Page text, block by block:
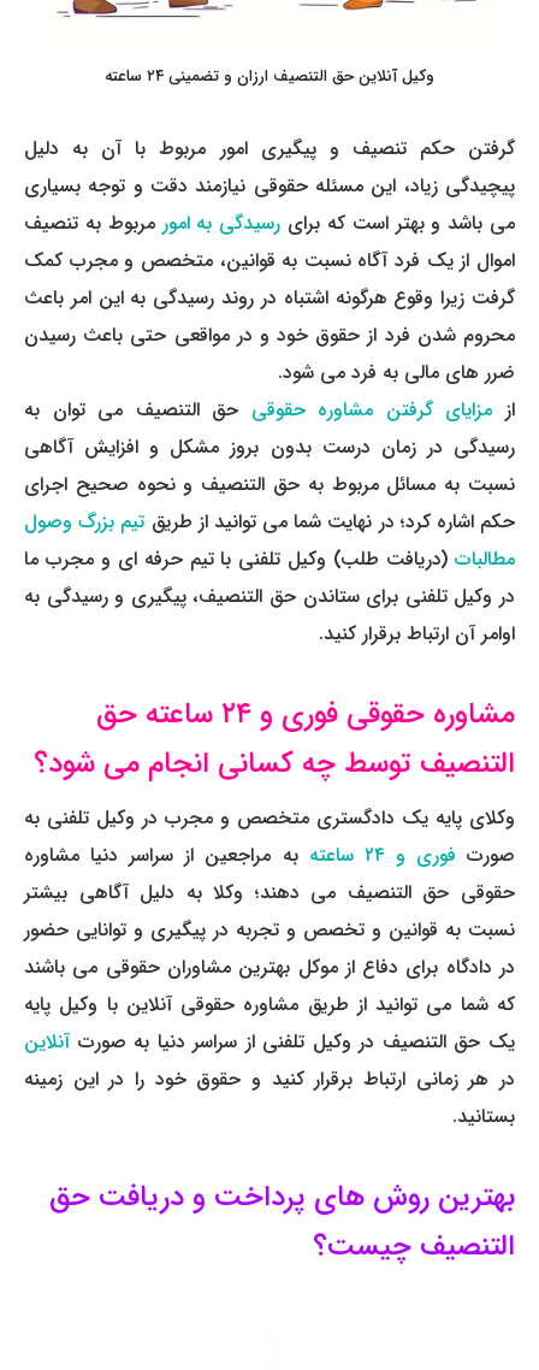
وکیل آنلاین حق التنصیف ارزان و تضمینی ۲۴ ساعته
گرفتن حکم تنصیف و پیگیری امور مربوط با آن به دلیل
پیچیدگی زیاد، این مسئله حقوقی نیازمند دقت و توجه بسیاری
می باشد و بهتر است که برای رسیدگی به امور مربوط به تنصیف
اموال از یک فرد آگاه نسبت به قوانین، متخصص و مجرب کمک
گرفت زیرا وقوع هرگونه اشتباه در روند رسیدگی به این امر باعث
محروم شدن فرد از حقوق خود و در مواقعی حتی باعث رسیدن
ضرر های مالی به فرد می شود.
از مزایای گرفتن مشاوره حقوقی حق التنصیف می توان به
رسیدگی در زمان درست بدون بروز مشکل و افزایش آگاهی
نسبت به مسائل مربوط به حق التنصیف و نحوه صحیح اجرای
حکم اشاره کرد؛ در نهایت شما می توانید از طریق تیم بزرگ وصول
مطالبات (دریافت طلب) وکیل تلفنی با تیم حرفه ای و مجرب ما
در وکیل تلفنی برای ستاندن حق التنصیف، پیگیری و رسیدگی به
اوامر آن ارتباط برقرار کنید.
مشاوره حقوقی فوری و ۲۴ ساعته حق
التنصیف توسط چه کسانی انجام می شود؟
وکلای پایه یک دادگستری متخصص و مجرب در وکیل تلفنی به
صورت فوری و ۲۴ ساعته
به مراجعین از سراسر دنیا مشاوره
حقوقی حق التنصیف می دهند؛ وکلا به دلیل آگاهی بیشتر
نسبت به قوانین و تخصص و تجربه در پیگیری و توانایی حضور
در دادگاه برای دفاع از موکل بهترین مشاوران حقوقی می باشند
کهشما می توانید از طریق مشاوره حقوقی آنلاین با وکیل پایه
یک حق التنصیف در وکیل تلفنی از سراسر دنیا به صورتآنلاین
در هر زمانی ارتباط برقرار کنید و حقوق خود را در این زمینه
بستانید.
بهترین روش های پرداخت و دریافت حق
التنصیف چیست؟